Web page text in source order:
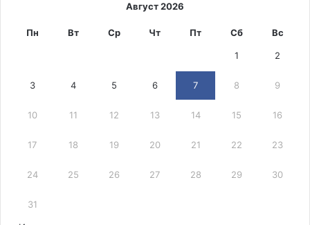
Август 2026
Пн Вт Ср Чт Пт Сб Вс
1 2
3 4 5 6 7 8 9
10 11 12 13 14 15 16
17 18 19 20 21 22 23
24 25 26 27 28 29 30
31